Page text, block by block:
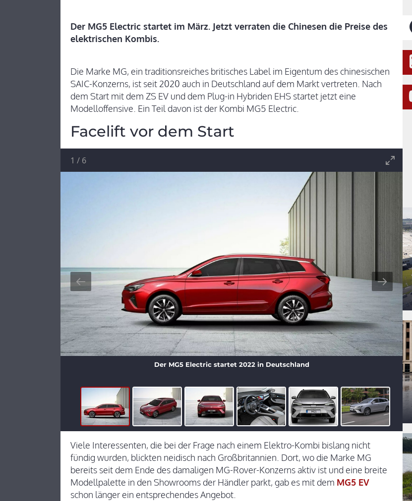
Der MG5 Electric startet im März. Jetzt verraten die Chinesen die Preise des
elektrischen Kombis.
Die Marke MG, ein traditionsreiches britisches Label im Eigentum des chinesischen
SAIC-Konzerns, ist seit 2020 auch in Deutschland auf dem Markt vertreten. Nach
dem Start mit dem ZS EV und dem Plug-in Hybriden EHS startet jetzt eine
Modelloffensive. Ein Teil davon ist der Kombi MG5 Electric.
Facelift vor dem Start
Der MG5 Electric startet 2022 in Deutschland
1 / 6
Viele Interessenten, die bei der Frage nach einem Elektro-Kombi bislang nicht
fündig wurden, blickten neidisch nach Großbritannien. Dort, wo die Marke MG
bereits seit dem Ende des damaligen MG-Rover-Konzerns aktiv ist und eine breite
Modellpalette in den Showrooms der Händler parkt, gab es mit dem MG5 EV
schon länger ein entsprechendes Angebot.